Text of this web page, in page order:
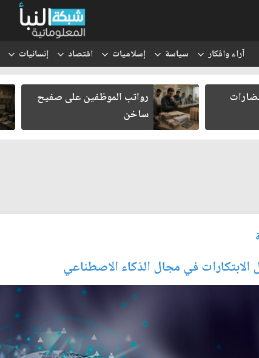
آراء وافكار سياسة إسلاميات اقتصاد إنسانيات
رواتب الموظفين على صفيح
ساخن
في مجال الذكاء الاصطناعي